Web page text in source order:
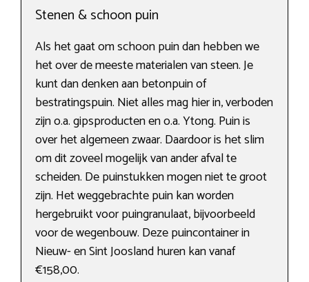
Stenen & schoon puin
Als het gaat om schoon puin dan hebben we
het over de meeste materialen van steen. Je
kunt dan denken aan betonpuin of
bestratingspuin. Niet alles mag hier in, verboden
zijn o.a. gipsproducten en o.a. Ytong. Puin is
over het algemeen zwaar. Daardoor is het slim
om dit zoveel mogelijk van ander afval te
scheiden. De puinstukken mogen niet te groot
zijn. Het weggebrachte puin kan worden
hergebruikt voor puingranulaat, bijvoorbeeld
voor de wegenbouw. Deze puincontainer in
Nieuw- en Sint Joosland huren kan vanaf
€158,00.